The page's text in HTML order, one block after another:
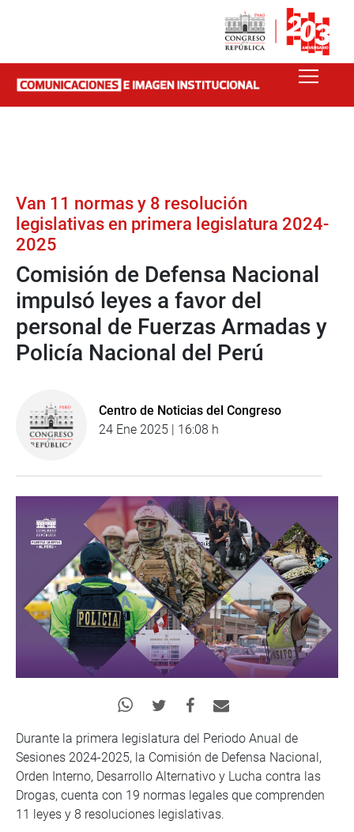
Van 11 normas y 8 resolución
legislativas en primera legislatura 2024-
2025
Comisión de Defensa Nacional
impulsó leyes a favor del
personal de Fuerzas Armadas y
Policía Nacional del Perú
Centro de Noticias del Congreso
24 Ene 2025 | 16:08 h
Durante la primera legislatura del Periodo Anual de
Sesiones 2024-2025, la Comisión de Defensa Nacional,
Orden Interno, Desarrollo Alternativo y Lucha contra las
Drogas, cuenta con 19 normas legales que comprenden
11 leyes y 8 resoluciones legislativas.